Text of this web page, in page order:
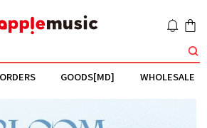
GOODS[MD] WHOLESALE